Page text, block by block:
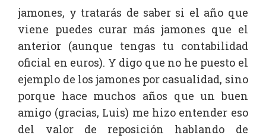
jamones, y tratarás de saber si el año que
viene puedes curar más jamones que el
anterior (aunque tengas tu contabilidad
oficial en euros). Y digo que no he puesto el
ejemplo de los jamones por casualidad, sino
porque hace muchos años que un buen
amigo (gracias, Luis) me hizo entender eso
del valor de reposición hablando de